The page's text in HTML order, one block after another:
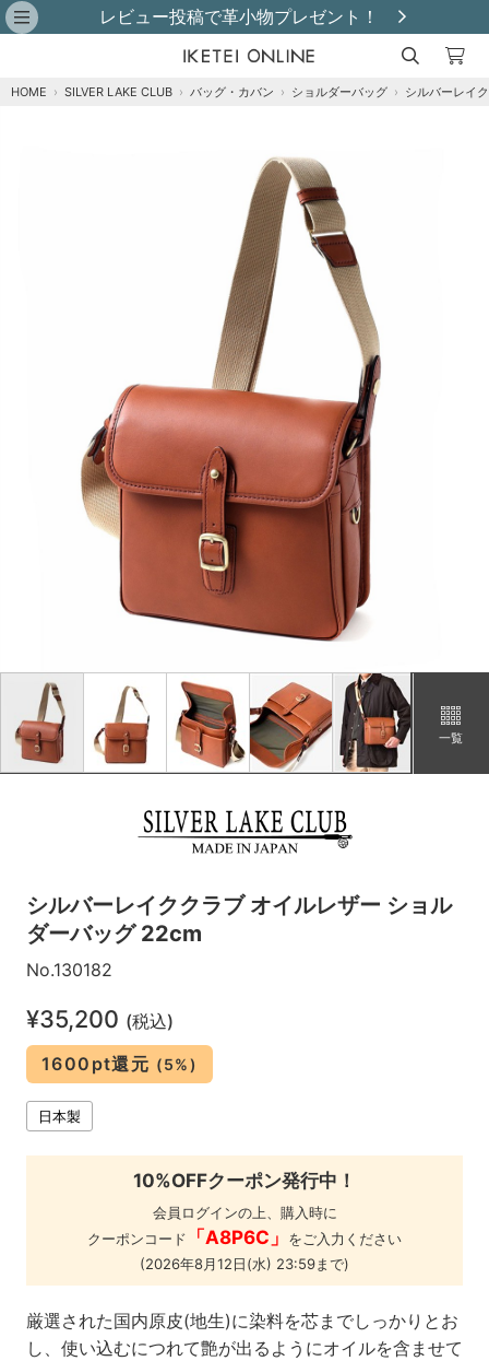
レビュー投稿で革小物プレゼント！
HOME › SILVER LAKE CLUB › バッグ・カバン › ショルダーバッグ › シルバーレイ
一覧
シルバーレイククラブ オイルレザー ショル
ダーバッグ 22cm
No.130182
¥35,200 (税込)
1600pt還元 (5%)
日本製
10%OFFクーポン発行中！
会員ログインの上、購入時に
クーポンコード
「A8P6C」
をご入力ください
(2026年8月12日(水) 23:59まで)
厳選された国内原皮(地生)に染料を芯までしっかりとお
し、使い込むにつれて艶が出るようにオイルを含ませて
商品到着後にレビュー投稿で【選べる特典】プ
レゼント！※特典はレビュー確認後、2週間以内
に【ご注文者様のご住所】へ発送いたします。
チョコ
在庫あり
カートに追加
コン
在庫あり
カートに追加
カートに追加
アカ
在庫あり
カートに追加